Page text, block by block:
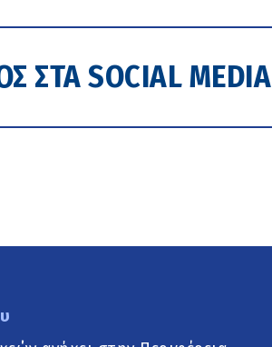
ΣΤΑ SOCIAL MEDIA